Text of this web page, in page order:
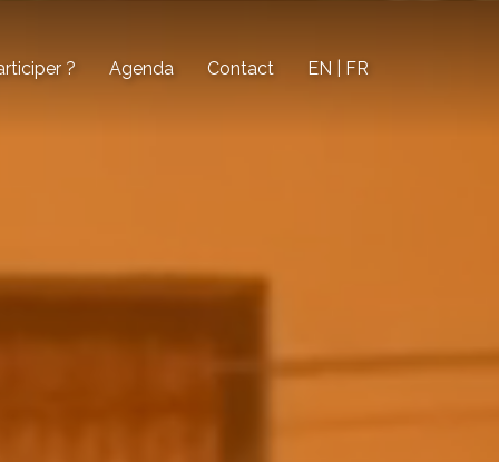
? Agenda Contact EN | FR